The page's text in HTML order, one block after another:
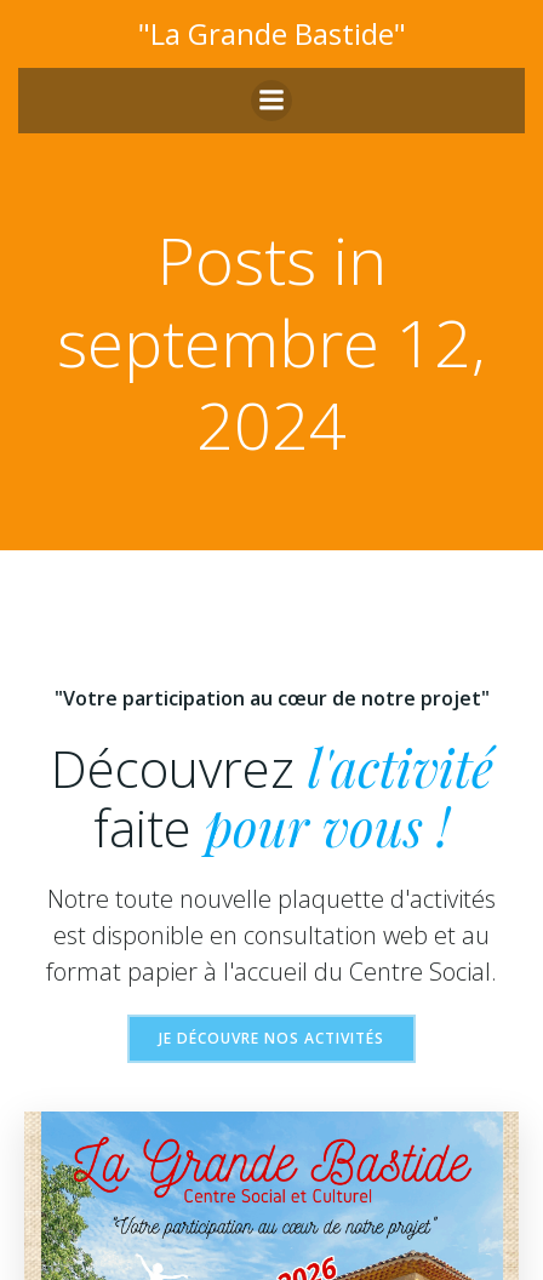
au
contenu
"La Grande Bastide"
Posts in
septembre 12,
2024
"Votre participation au cœur de notre projet"
Découvrez l'activité
faite pour vous !
Notre toute nouvelle plaquette d'activités
est disponible en consultation web et au
format papier à l'accueil du Centre Social.
JE DÉCOUVRE NOS ACTIVITÉS